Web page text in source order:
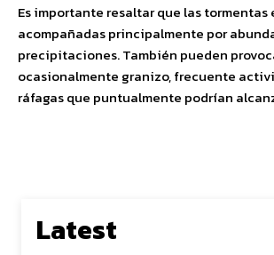
Es importante resaltar que las tormentas
acompañadas principalmente por
precipitaciones. También pueden
ocasionalmente granizo, frecuente
ráfagas que puntualmente podrían
Latest